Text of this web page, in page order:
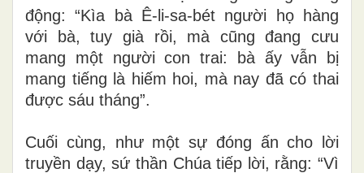
động: “Kìa bà Ê-li-sa-bét người họ hàng
với bà, tuy già rồi, mà cũng đang cưu
mang một người con trai: bà ấy vẫn bị
mang tiếng là hiếm hoi, mà nay đã có thai
được sáu tháng”.
Cuối cùng, như một sự đóng ấn cho lời
truyền dạy, sứ thần Chúa tiếp lời, rằng: “Vì